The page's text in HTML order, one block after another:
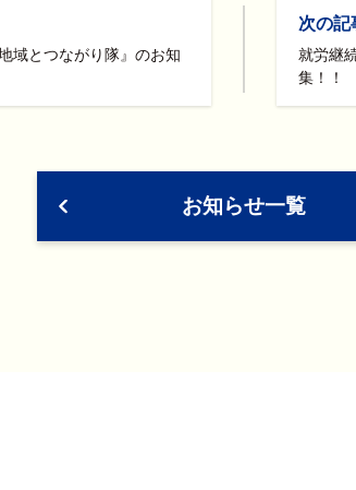
域とつながり隊』のお知
次の記
就労継
集！！
お知らせ一覧